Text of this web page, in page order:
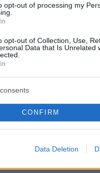
opt-out of processing my
opt-out of Collection, Use,
Data that Is Unrelated
CONFIRM
Data Deletion
τις
following the ruling
renaming of the
Arts was unlawful,
restored to its